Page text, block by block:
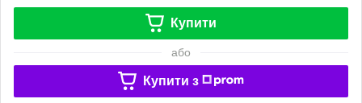
Купити
або
Купити з